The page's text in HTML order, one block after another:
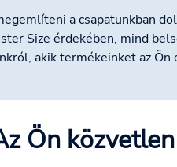
a csapatunkban
Size érdekében, mind
akik termékeinket az
Ön